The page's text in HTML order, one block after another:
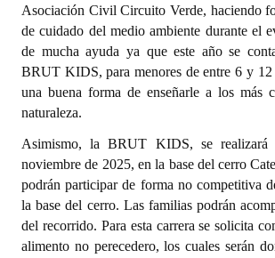
Premio al Mérito - Registro
Audiencias Públicas - Registro
Mujeres que Dejaron Huellas - Registro
Periodistas Decanos - Registro
Ciudadano Ilustre - Registro
Banca del Vecino - Registro
Huéspedes de Honor - Registro
Asociación Civil Circuito Verde, haciendo
de cuidado del medio ambiente durante el
de mucha ayuda ya que este año se
BRUT KIDS, para menores de entre 6 y 12
una buena forma de enseñarle a los más
naturaleza.
Asimismo, la BRUT KIDS, se realizará
noviembre de 2025, en la base del cerro
podrán participar de forma no competitiva
la base del cerro. Las familias podrán
del recorrido. Para esta carrera se solicita
alimento no perecedero, los cuales serán